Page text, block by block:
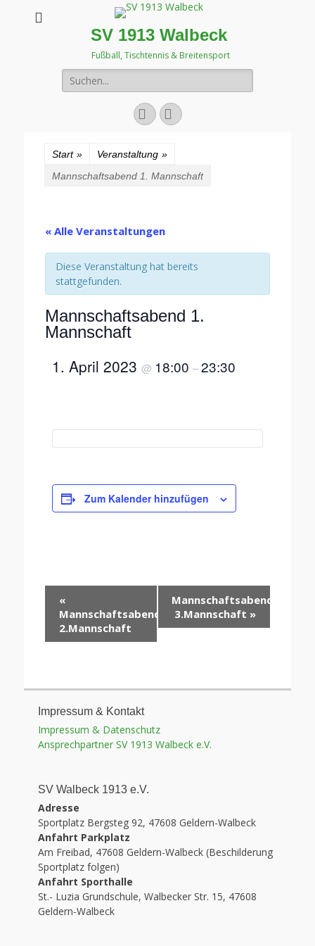
SV 1913 Walbeck
Fußball, Tischtennis & Breitensport
Suchen
nach:
FacebookInstagram
Start » Veranstaltung »
Mannschaftsabend 1. Mannschaft
« Alle Veranstaltungen
Diese Veranstaltung hat bereits
stattgefunden.
Mannschaftsabend 1.
Mannschaft
1. April 2023 @ 18:00 –23:30
Zum Kalender hinzufügen
Navigation
«
Mannschaftsabend
2.Mannschaft
Mannschaftsabend
3.Mannschaft »
Impressum & Kontakt
Impressum & Datenschutz
Ansprechpartner SV 1913 Walbeck e.V.
SV Walbeck 1913 e.V.
Adresse
Sportplatz Bergsteg 92, 47608 Geldern-Walbeck
Anfahrt Parkplatz
Am Freibad, 47608 Geldern-Walbeck (Beschilderung
Sportplatz folgen)
Anfahrt Sporthalle
St.- Luzia Grundschule, Walbecker Str. 15, 47608
Geldern-Walbeck